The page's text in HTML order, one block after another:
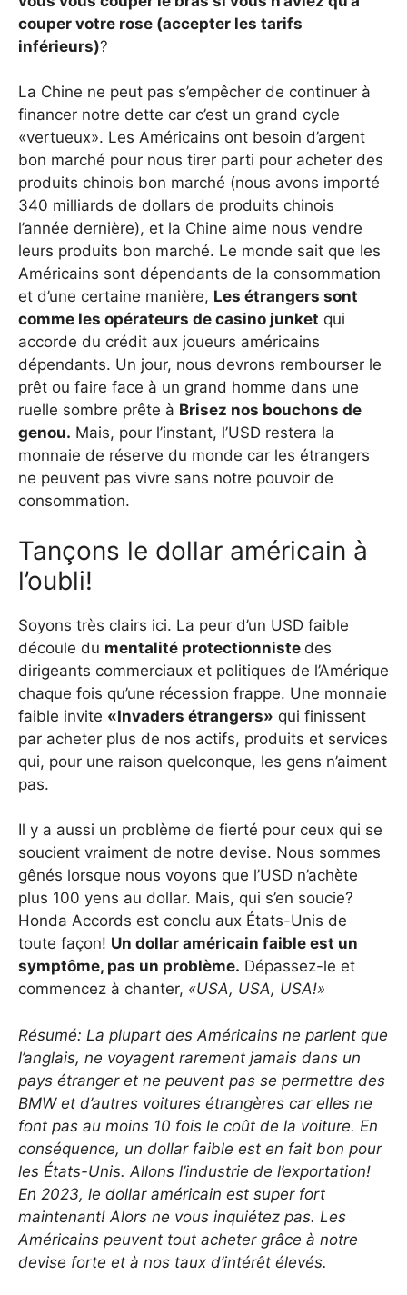
couper votre rose (accepter les tarifs
inférieurs)?
La Chine ne peut pas s’empêcher de continuer à
financer notre dette car c’est un grand cycle
«vertueux». Les Américains ont besoin d’argent
bon marché pour nous tirer parti pour acheter des
produits chinois bon marché (nous avons importé
340 milliards de dollars de produits chinois
l’année dernière), et la Chine aime nous vendre
leurs produits bon marché. Le monde sait que les
Américains sont dépendants de la consommation
et d’une certaine manière, Les étrangers sont
comme les opérateurs de casino junket qui
accorde du crédit aux joueurs américains
dépendants. Un jour, nous devrons rembourser le
prêt ou faire face à un grand homme dans une
ruelle sombre prête à Brisez nos bouchons de
genou. Mais, pour l’instant, l’USD restera la
monnaie de réserve du monde car les étrangers
ne peuvent pas vivre sans notre pouvoir de
consommation.
Tançons le dollar américain à
l’oubli!
Soyons très clairs ici. La peur d’un USD faible
découle du mentalité protectionniste des
dirigeants commerciaux et politiques de l’Amérique
chaque fois qu’une récession frappe. Une monnaie
faible invite «Invaders étrangers» qui finissent
par acheter plus de nos actifs, produits et services
qui, pour une raison quelconque, les gens n’aiment
pas.
Il y a aussi un problème de fierté pour ceux qui se
soucient vraiment de notre devise. Nous sommes
gênés lorsque nous voyons que l’USD n’achète
plus 100 yens au dollar. Mais, qui s’en soucie?
Honda Accords est conclu aux États-Unis de
toute façon! Un dollar américain faible est un
symptôme, pas un problème. Dépassez-le et
commencez à chanter, «USA, USA, USA!»
Résumé: La plupart des Américains ne parlent que
l’anglais, ne voyagent rarement jamais dans un
pays étranger et ne peuvent pas se permettre des
BMW et d’autres voitures étrangères car elles ne
font pas au moins 10 fois le coût de la voiture. En
conséquence, un dollar faible est en fait bon pour
les États-Unis. Allons l’industrie de l’exportation!
En 2023, le dollar américain est super fort
maintenant! Alors ne vous inquiétez pas. Les
Américains peuvent tout acheter grâce à notre
devise forte et à nos taux d’intérêt élevés.